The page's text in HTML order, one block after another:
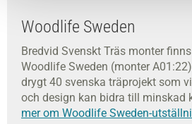
Woodlife Sweden
Bredvid Svenskt Träs monter
Woodlife Sweden (monter
drygt 40 svenska träprojekt som
och design kan bidra till minskad
mer om Woodlife Sweden-